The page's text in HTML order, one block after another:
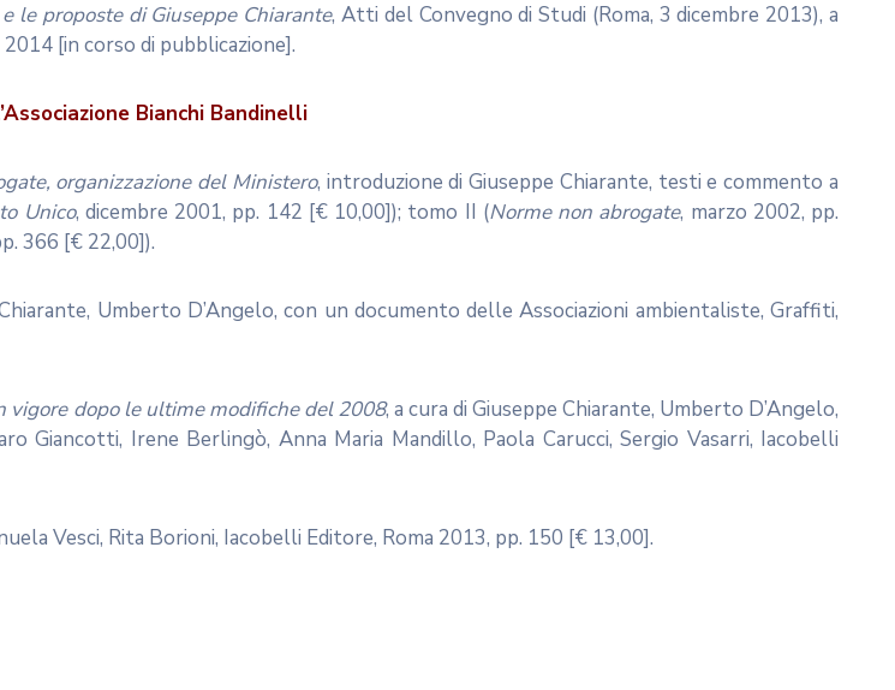
le proposte di Giuseppe Chiarante, Atti del Convegno di Studi (Roma, 3 dicembre 2013), a
[in corso di pubblicazione].
Bianchi Bandinelli
organizzazione del Ministero, introduzione di Giuseppe Chiarante, testi e commento a
Unico, dicembre 2001, pp. 142 [€ 10,00]); tomo II (Norme non abrogate, marzo 2002, pp.
366 [€ 22,00]).
Umberto D’Angelo, con un documento delle Associazioni ambientaliste, Graffiti,
vigore dopo le ultime modifiche del 2008, a cura di Giuseppe Chiarante, Umberto D’Angelo,
Giancotti, Irene Berlingò, Anna Maria Mandillo, Paola Carucci, Sergio Vasarri, Iacobelli
Vesci, Rita Borioni, Iacobelli Editore, Roma 2013, pp. 150 [€ 13,00].